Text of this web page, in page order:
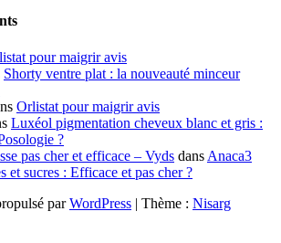
pour maigrir avis
Shorty ventre plat : la nouveauté minceur
Orlistat pour maigrir avis
Luxéol pigmentation cheveux blanc et gris :
?
pas cher et efficace – Vyds dans Anaca3
et sucres : Efficace et pas cher ?
parWordPress | Thème : Nisarg